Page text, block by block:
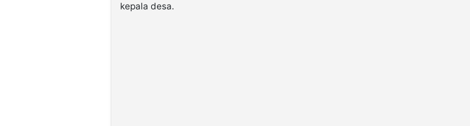
kepala desa.